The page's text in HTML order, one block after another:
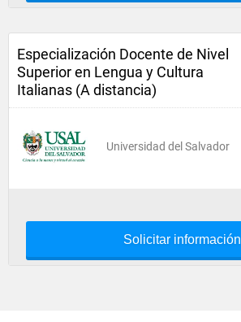
Especialización Docente de Nivel
Superior en Lengua y Cultura
Italianas (A distancia)
Universidad del Salvador
Solicitar información